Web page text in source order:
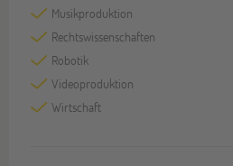
Musikproduktion
Rechtswissenschaften
Robotik
Videoproduktion
Wirtschaft